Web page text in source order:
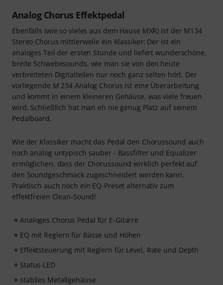
Analog Chorus Effektpedal
Ebenfalls (wie so vieles aus dem Hause MXR) ist der M134
Stereo Chorus mittlerweile ein Klassiker: Der ist ein
analoges Teil der ersten Stunde und liefert wunderschöne,
breite Schwebesounds, wie man sie von den heute
verbreiteten Digitalteilen nur noch ganz selten hört. Der
vorliegende M 234 Analog Chorus ist eine Überarbeitung
und kommt in einem kleineren Gehäuse, was viele freuen
wird. Schließlich hat man eh nie genug Platz auf seinem
Pedalboard.
Wie der Klassiker macht das Pedal den Chorussound auch
noch analog untypisch sauber - Bassfilter und Equalizer
ermöglichen, dass der Chorussound wirklich perfekt auf
den Soundgeschmack zugeschneidert werden kann.
Praktisch auch noch ein EQ-Preset alternativ zum
effektfreien Clean-Sound!
Analoges Chorus Pedal für E-Gitarre
EQ mit Reglern für Bässe und Höhen
Effektsteuerung mit Reglern für Level, Rate und Depth
Status-LED
stabiles Metallgehäuse